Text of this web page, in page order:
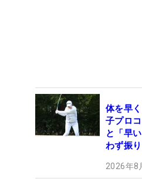
体を早
子プロ
と「早
わず振
2026年8